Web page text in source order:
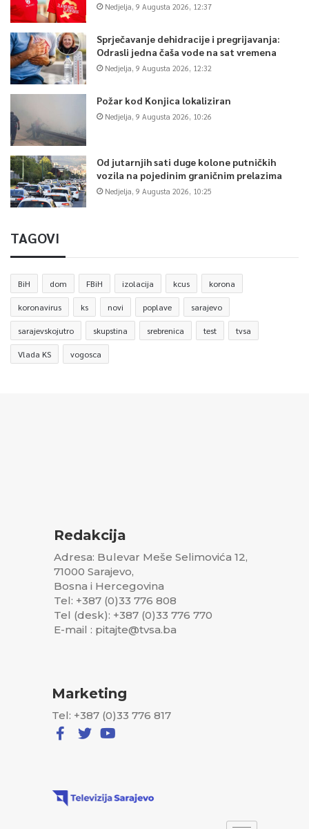
Nedjelja, 9 Augusta 2026, 12:37
Sprječavanje dehidracije i pregrijavanja:
Odrasli jedna čaša vode na sat vremena
Nedjelja, 9 Augusta 2026, 12:32
Požar kod Konjica lokaliziran
Nedjelja, 9 Augusta 2026, 10:26
Od jutarnjih sati duge kolone putničkih
vozila na pojedinim graničnim prelazima
Nedjelja, 9 Augusta 2026, 10:25
TAGOVI
BiH dom FBiH izolacija kcus korona
koronavirus ks novi poplave sarajevo
sarajevskojutro skupstina srebrenica test tvsa
Vlada KS vogosca
Redakcija
Adresa: Bulevar Meše Selimovića 12,
71000 Sarajevo,
Bosna i Hercegovina
Tel: +387 (0)33 776 808
Tel (desk): +387 (0)33 776 770
E-mail : pitajte@tvsa.ba
Marketing
Tel: +387 (0)33 776 817